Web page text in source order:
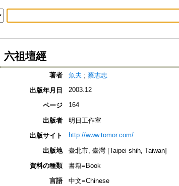
六祖壇經
著者 魚夫 ; 蔡志忠
出版年月日
2003.12
ページ 164
出版者
明日工作室
出版サイト
http://www.tomor.com/
出版地
臺北市, 臺灣 [Taipei shih, Taiwan]
資料の種類
書籍=Book
言語
中文=Chinese